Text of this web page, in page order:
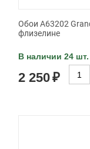
Обои A63202
флизелине
В наличии 24 шт.
2 250₽